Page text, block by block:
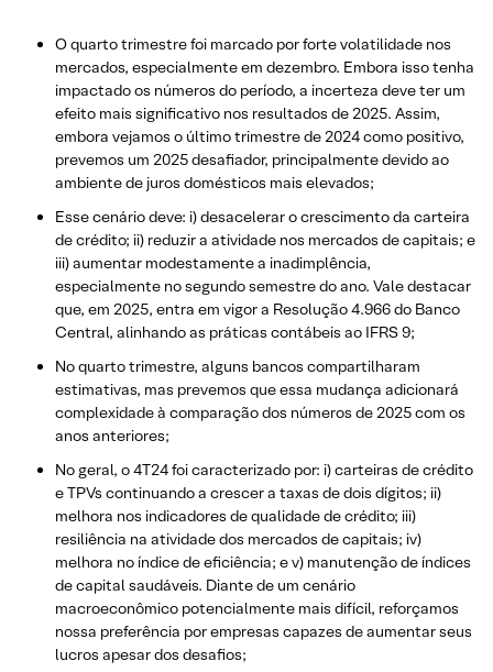
O quarto trimestre foi marcado por forte volatilidade nos
mercados, especialmente em dezembro. Embora isso tenha
impactado os números do período, a incerteza deve ter um
efeito mais significativo nos resultados de 2025. Assim,
embora vejamos o último trimestre de 2024 como positivo,
prevemos um 2025 desafiador, principalmente devido ao
ambiente de juros domésticos mais elevados;
Esse cenário deve: i) desacelerar o crescimento da carteira
de crédito; ii) reduzir a atividade nos mercados de capitais; e
iii) aumentar modestamente a inadimplência,
especialmente no segundo semestre do ano. Vale destacar
que, em 2025, entra em vigor a Resolução 4.966 do Banco
Central, alinhando as práticas contábeis ao IFRS 9;
No quarto trimestre, alguns bancos compartilharam
estimativas, mas prevemos que essa mudança adicionará
complexidade à comparação dos números de 2025 com os
anos anteriores;
No geral, o 4T24 foi caracterizado por: i) carteiras de crédito
e TPVs continuando a crescer a taxas de dois dígitos; ii)
melhora nos indicadores de qualidade de crédito; iii)
resiliência na atividade dos mercados de capitais; iv)
melhora no índice de eficiência; e v) manutenção de índices
de capital saudáveis. Diante de um cenário
macroeconômico potencialmente mais difícil, reforçamos
nossa preferência por empresas capazes de aumentar seus
lucros apesar dos desafios;